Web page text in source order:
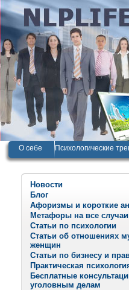
О себе Психологические
Новости
Блог
Афоризмы и короткие
Метафоры на все
Статьи по психологии
Статьи об отношениях
женщин
Статьи по бизнесу и
Практическая
Бесплатные
уголовным делам